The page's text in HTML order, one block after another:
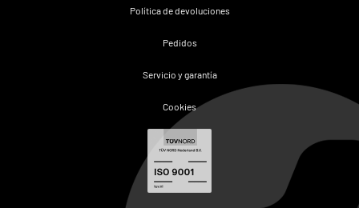
Política de devoluciones
Pedidos
Servicio y garantía
Cookies